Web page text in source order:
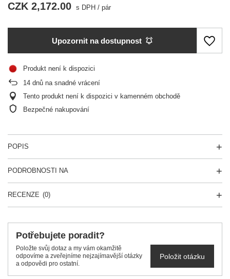
CZK 2,172.00 s DPH / pár
Upozornit na dostupnost
Produkt není k dispozici
14 dnů na snadné vrácení
Tento produkt není k dispozici v kamenném obchodě
Bezpečné nakupování
POPIS
PODROBNOSTI NA
RECENZE (0)
Potřebujete poradit?
Položte svůj dotaz a my vám okamžitě
odpovíme a zveřejníme nejzajímavější otázky
a odpovědi pro ostatní.
Položit otázku